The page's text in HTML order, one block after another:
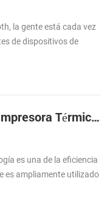
la gente está cada vez
de dispositivos de
¿Qué Beneficios Puede una Impresora Térmica de Traer a Usted
es una de la eficiencia
es ampliamente utilizado